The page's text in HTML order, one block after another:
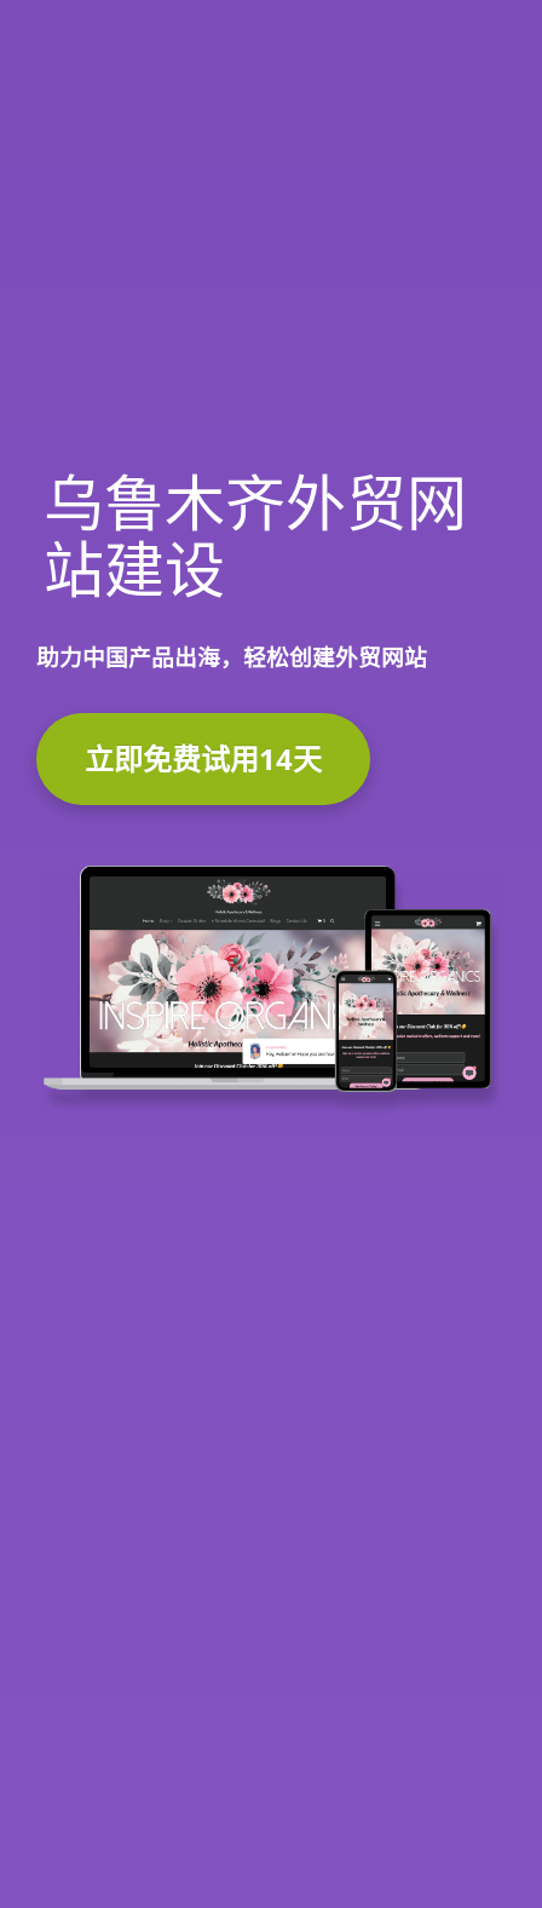
乌鲁木齐外贸网
站建设
助力中国产品出海，轻松创建外贸网站
立即免费试用14天